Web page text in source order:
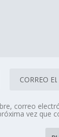
correo
vez que